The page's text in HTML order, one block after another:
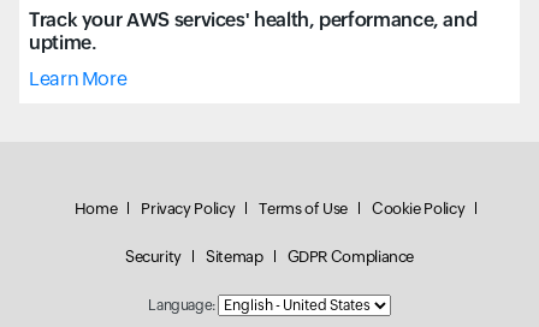
Track your AWS services' health, performance, and
uptime.
Learn More
Home Privacy Policy Terms of Use Cookie Policy
Security Sitemap GDPR Compliance
Language: